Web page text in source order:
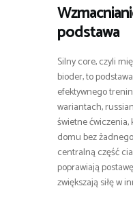
podstawa
Silny core, czyli
bioder, to
efektywnego
wariantach,
świetne
domu bez
centralną część
poprawiają
zwiększają siłę w